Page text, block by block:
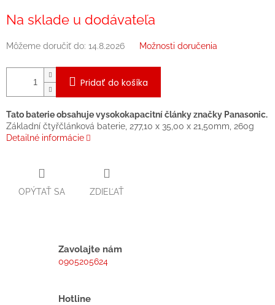
cena:
Na sklade u dodávateľa
Môžeme doručiť do: 14.8.2026 Možnosti doručenia
Pridať do košíka
Tato baterie obsahuje vysokokapacitní články značky Panasonic.
Základní čtyřčlánková baterie, 277,10 x 35,00 x 21,50mm, 260g
Detailné informácie
OPÝTAŤ SA ZDIEĽAŤ
Zavolajte nám
0905205624
Hotline